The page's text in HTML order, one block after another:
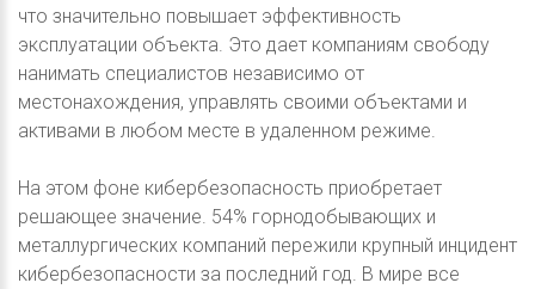
что значительно повышает эффективность
эксплуатации объекта. Это дает компаниям свободу
нанимать специалистов независимо от
местонахождения, управлять своими объектами и
активами в любом месте в удаленном режиме.
На этом фоне кибербезопасность приобретает
решающее значение. 54% горнодобывающих и
металлургических компаний пережили крупный инцидент
кибербезопасности за последний год. В мире все